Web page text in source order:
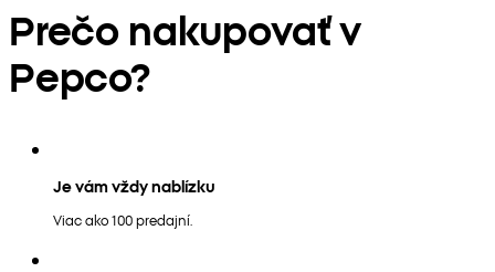
Prečo nakupovať v
Pepco?
Je vám vždy nablízku
Viac ako 100 predajní.